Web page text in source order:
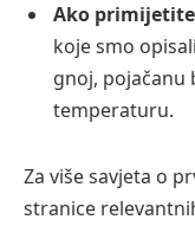
Ako
koje smo
gnoj, pojačanu
temperaturu.
Za više savjeta o
stranice